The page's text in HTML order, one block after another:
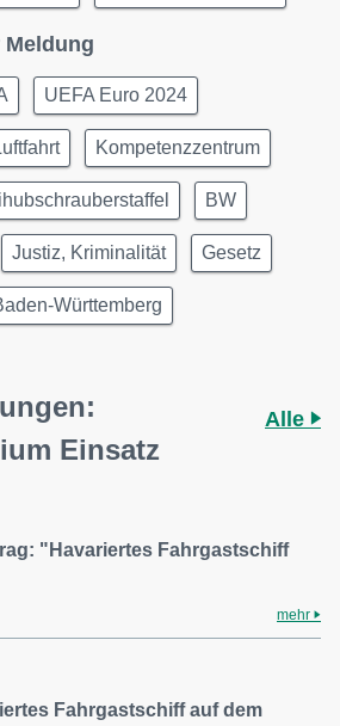
UEFA Euro 2024
Kompetenzzentrum
BW
Justiz, Kriminalität Gesetz
Württemberg
Einsatz
Alle
"Havariertes Fahrgastschiff
mehr
Fahrgastschiff auf dem